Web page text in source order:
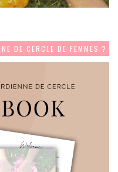
DE CERCLE DE FEMMES ?